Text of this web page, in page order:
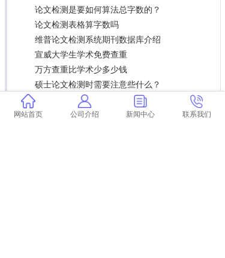
论文检测是要如何算法总字数的？
论文检测表格算字数吗
维普论文检测系统期刊数据库介绍
宣威大学生学术免费查重
万方查重比学术少多少钱
硕士论文检测时需要注意些什么？
学术检验表格吗
论文查重重复率和论文格式有关系吗？
网站首页 公司介绍 新闻中心 联系我们